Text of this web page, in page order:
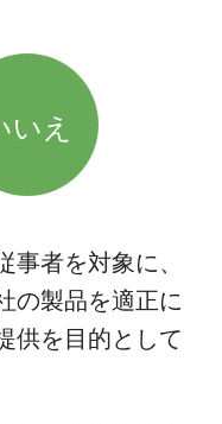
いえ
事者を対象に、
の製品を適正に
供を目的として